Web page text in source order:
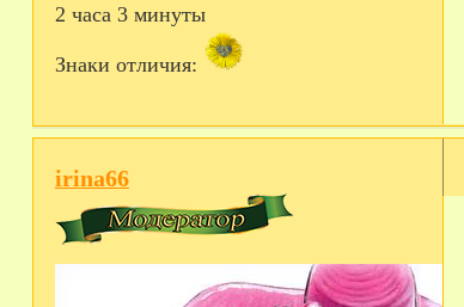
2 часа 3 минуты
Знаки отличия:
irina66